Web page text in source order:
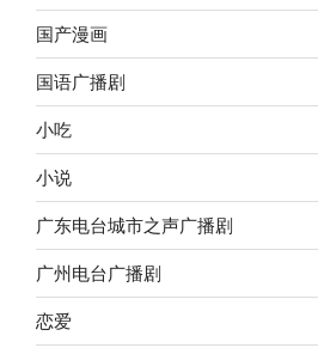
国产漫画
国语广播剧
小吃
小说
广东电台城市之声广播剧
广州电台广播剧
恋爱